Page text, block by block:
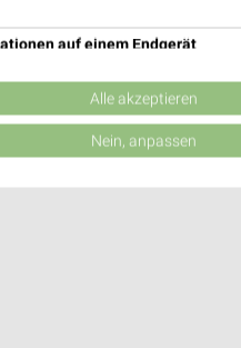
auf einem Endgerät
von Werbeanzeigen
Werbung
Alle akzeptieren
Nein, anpassen